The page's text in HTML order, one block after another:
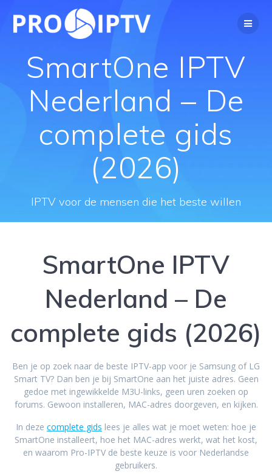
naar
de
SmartOne IPTV
Nederland – De
complete gids
(2026)
IPTV voor de mensen die het beste willen
SmartOne IPTV
Nederland – De
complete gids (2026)
Ben je op zoek naar de beste IPTV-app voor je Samsung of LG
Smart TV? Dan ben je bij SmartOne aan het juiste adres. Geen
gedoe met ingewikkelde M3U-links, geen uren zoeken op
forums. Gewoon installeren, MAC-adres doorgeven, en kijken.
In deze complete gids lees je alles wat je moet weten: hoe je
SmartOne installeert, hoe het MAC-adres werkt, wat het kost,
en waarom Pro-IPTV de beste keuze is voor Nederlandse
gebruikers.